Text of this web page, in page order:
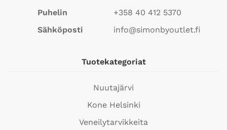
Puhelin
+358 40 412 5370
Sähköposti
info@simonbyoutlet.fi
Tuotekategoriat
Nuutajärvi
Kone Helsinki
Veneilytarvikkeita